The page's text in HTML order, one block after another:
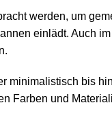
werden, um
einlädt. Auch
minimalistisch bis
Farben und